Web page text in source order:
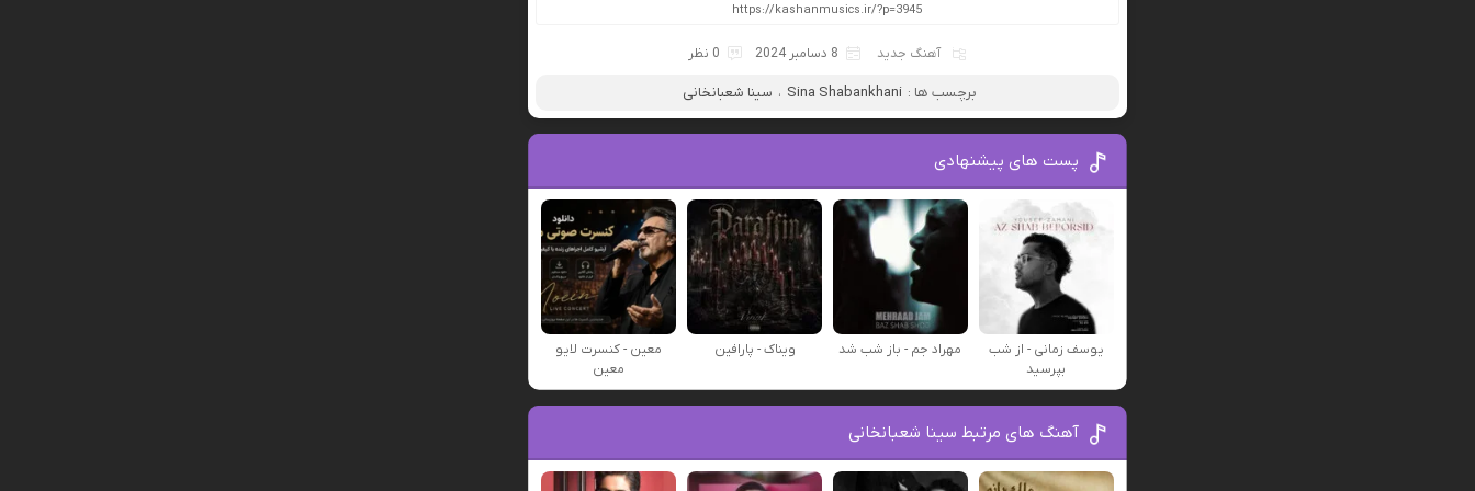
آهنگ جدید 8 دسامبر 2024 0 نظر
برچسب ها : Sina Shabankhani ، سینا شعبانخانی
پست های پیشنهادی
یوسف زمانی - از شب
بپرسید
مهراد جم - باز شب شد ویناک - پارافین
معین - کنسرت لایو
معین
آهنگ های مرتبط سینا شعبانخانی